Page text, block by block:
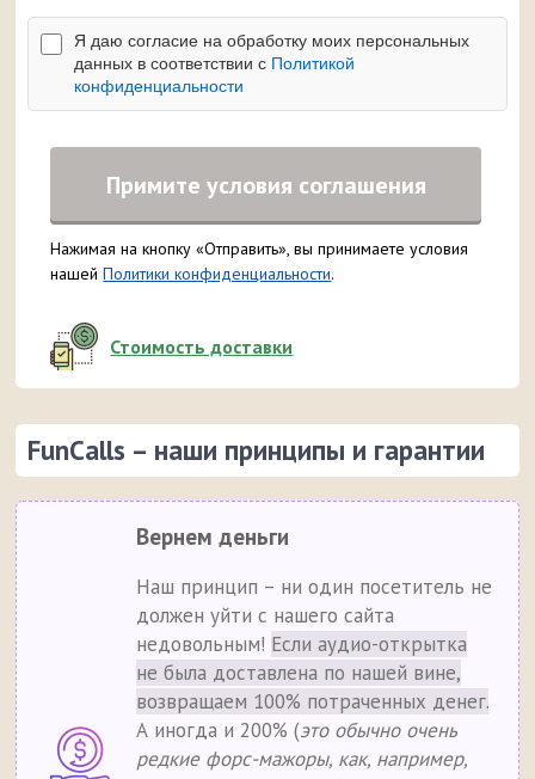
Я даю согласие на обработку моих персональных
данных в соответствии с Политикой
конфиденциальности
Примите условия соглашения
Нажимая на кнопку «Отправить», вы принимаете условия
нашейПолитики конфиденциальности.
Стоимость доставки
FunCalls – наши принципы и гарантии
Вернем деньги
Наш принцип – ни один посетитель не
должен уйти с нашего сайта
недовольным! Если аудио-открытка
не была доставлена по нашей вине,
возвращаем 100% потраченных денег.
А иногда и 200% (это обычно очень
редкие форс-мажоры, как, например,